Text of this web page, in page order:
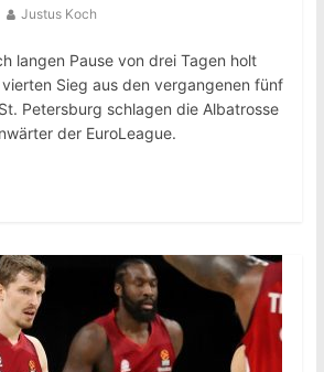
Justus Koch
langen Pause von drei Tagen holt
vierten Sieg aus den vergangenen fünf
Petersburg schlagen die Albatrosse
der EuroLeague.